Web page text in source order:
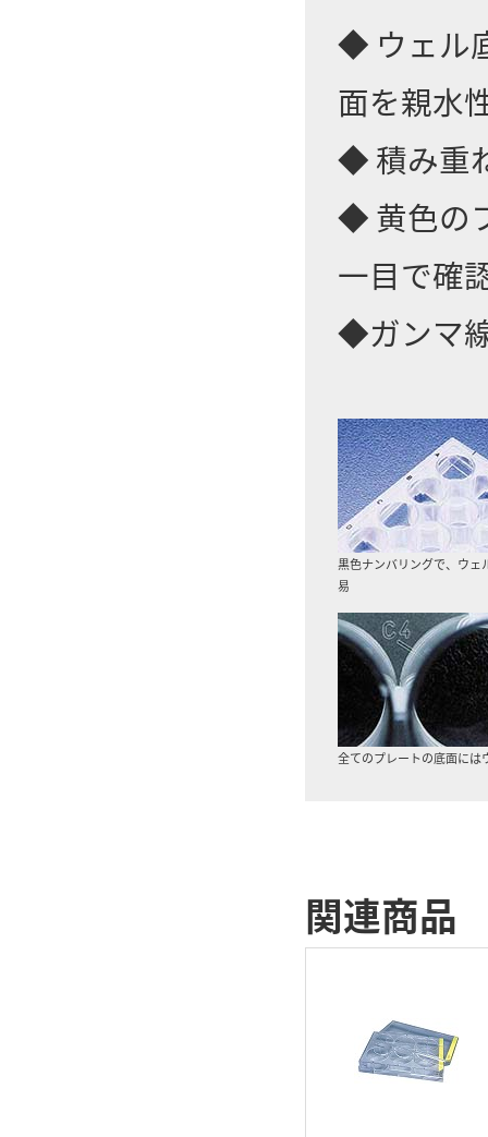
◆ ウェル
面を親水
◆ 積み重
◆ 黄色の
一目で確
◆ガンマ
黒色ナンバリングで、ウェ
易
全てのプレートの底面には
関連商品